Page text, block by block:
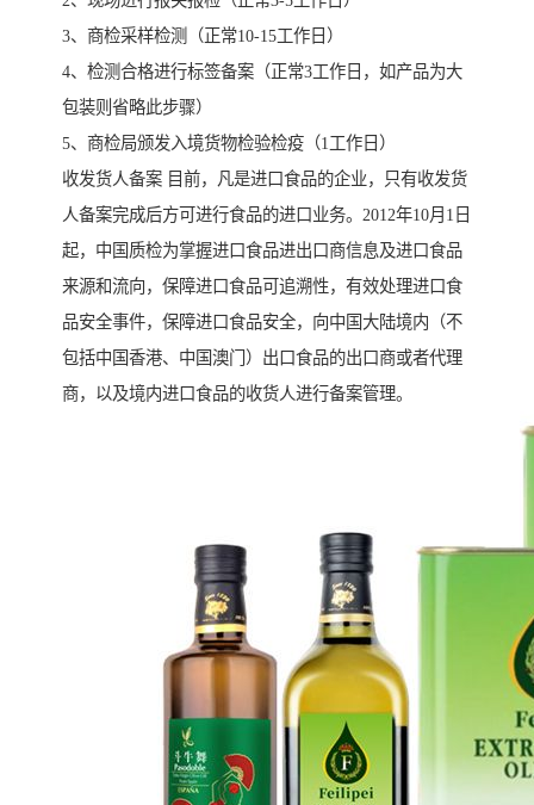
3、商检采样检测（正常10-15工作日）
4、检测合格进行标签备案（正常3工作日，如产品为大
包装则省略此步骤）
5、商检局颁发入境货物检验检疫（1工作日）
收发货人备案 目前，凡是进口食品的企业，只有收发货
人备案完成后方可进行食品的进口业务。2012年10月1日
起，中国质检为掌握进口食品进出口商信息及进口食品
来源和流向，保障进口食品可追溯性，有效处理进口食
品安全事件，保障进口食品安全，向中国大陆境内（不
包括中国香港、中国澳门）出口食品的出口商或者代理
商，以及境内进口食品的收货人进行备案管理。